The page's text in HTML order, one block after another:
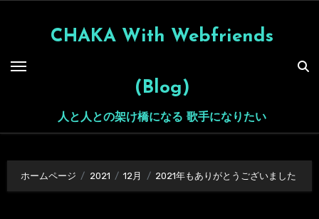
CHAKA With Webfriends
(Blog)
人と人との架け橋になる 歌手になりたい
ホームページ 2021 12月 2021年もありがとうございました